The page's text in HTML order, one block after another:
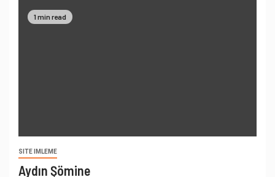
1 min read
SITE IMLEME
Aydın Şömine